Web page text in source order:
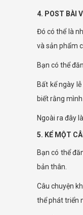
4. POST BÀI
Đó có thể là
và sản phẩm
Bạn có thể
Bất kể ngày
biết rằng
Ngoài ra đây
5. KỂ MỘT
Bạn có thể
bản thân.
Câu chuyện
thể phát triển